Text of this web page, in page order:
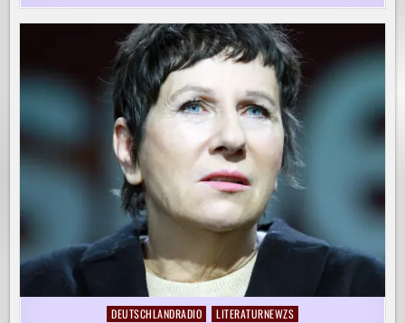
Posted
DEUTSCHLANDRADIO LITERATURNEWZS